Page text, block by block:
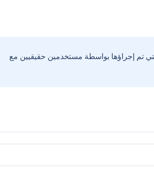
تم إجراؤها بواسطة مستخدمين حقيقيين مع